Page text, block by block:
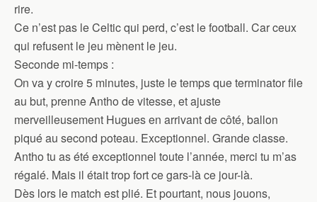
rire.
Ce n’est pas le Celtic qui perd, c’est le football. Car ceux
qui refusent le jeu mènent le jeu.
Seconde mi-temps :
On va y croire 5 minutes, juste le temps que terminator file
au but, prenne Antho de vitesse, et ajuste
merveilleusement Hugues en arrivant de côté, ballon
piqué au second poteau. Exceptionnel. Grande classe.
Antho tu as été exceptionnel toute l’année, merci tu m’as
régalé. Mais il était trop fort ce gars-là ce jour-là.
Dès lors le match est plié. Et pourtant, nous jouons,